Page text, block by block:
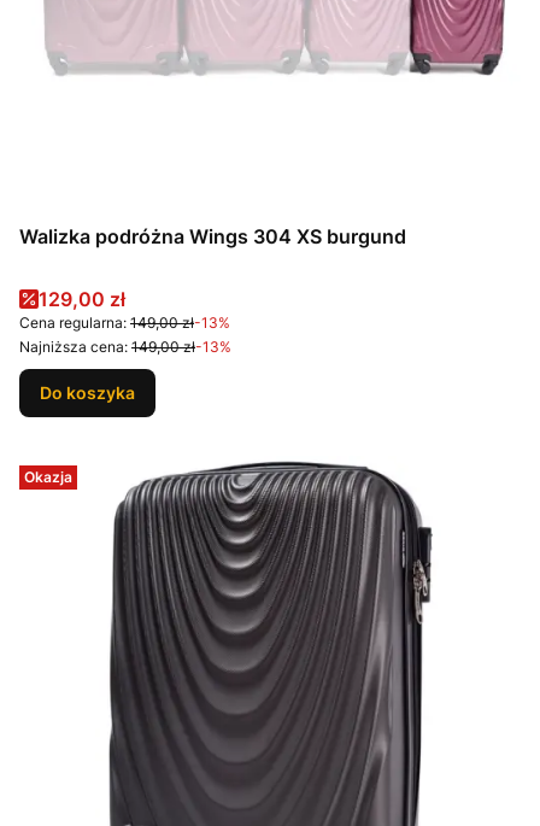
Walizka podróżna Wings 304 XS burgund
Cena promocyjna
129,00 zł
Cena regularna: 149,00 zł-13%
Najniższa cena: 149,00 zł-13%
Do koszyka
Okazja